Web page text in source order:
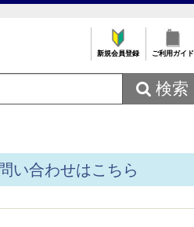
新規会員登録 ご利用ガイド
 検索
い合わせはこちら